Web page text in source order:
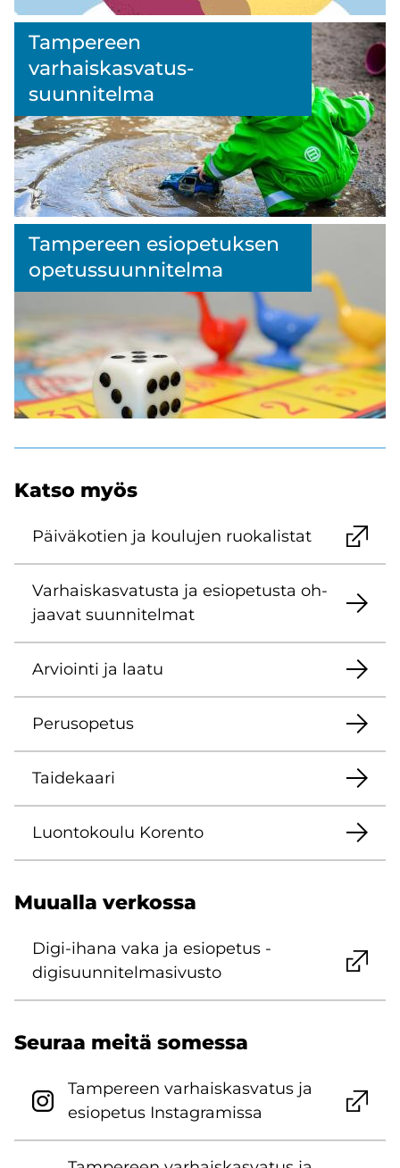
Tam­pe­reen
varhaiskasvatus­
suunnitelma
Tam­pe­reen esio­pe­tuk­sen
opetus­suunnitelma
Katso myös
Päi­vä­ko­tien ja kou­lu­jen ruo­ka­lis­tat
Var­hais­kas­va­tus­ta ja esio­pe­tus­ta oh­
jaa­vat suun­ni­tel­mat
Ar­vioin­ti ja laatu
Pe­rus­o­pe­tus
Tai­de­kaa­ri
Luon­to­kou­lu Ko­ren­to
Muu­al­la ver­kos­sa
Digi-​ihana vaka ja esio­pe­tus -​
digisuunnitelmasivusto
Seu­raa meitä so­mes­sa
Tam­pe­reen var­hais­kas­va­tus ja
esio­pe­tus Ins­ta­gra­mis­sa